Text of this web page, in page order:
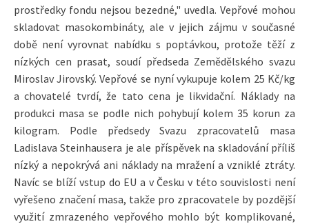
prostředky fondu nejsou bezedné," uvedla. Vepřové mohou
skladovat masokombináty, ale v jejich zájmu v současné
době není vyrovnat nabídku s poptávkou, protože těží z
nízkých cen prasat, soudí předseda Zemědělského svazu
Miroslav Jirovský. Vepřové se nyní vykupuje kolem 25 Kč/kg
a chovatelé tvrdí, že tato cena je likvidační. Náklady na
produkci masa se podle nich pohybují kolem 35 korun za
kilogram. Podle předsedy Svazu zpracovatelů masa
Ladislava Steinhausera je ale příspěvek na skladování příliš
nízký a nepokrývá ani náklady na mražení a vzniklé ztráty.
Navíc se blíží vstup do EU a v Česku v této souvislosti není
vyřešeno značení masa, takže pro zpracovatele by pozdější
využití zmrazeného vepřového mohlo být komplikované,